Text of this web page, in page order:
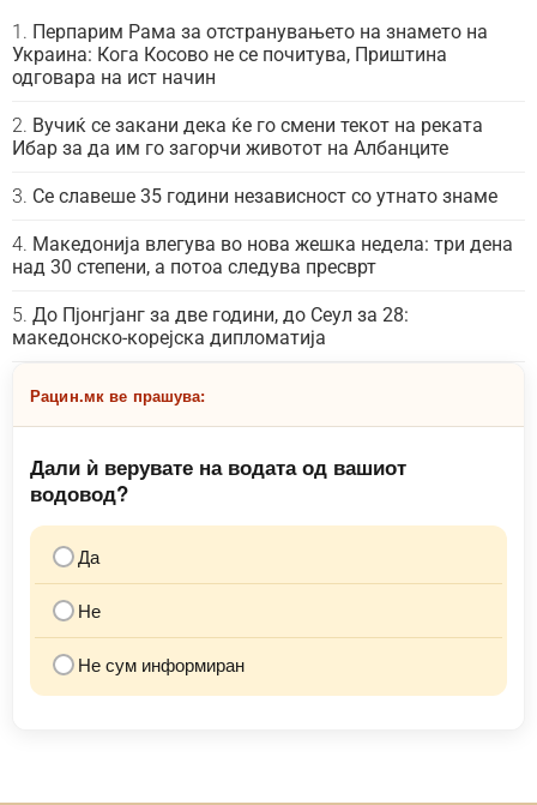
Перпарим Рама за отстранувањето на знамето на
Украина: Кога Косово не се почитува, Приштина
одговара на ист начин
Вучиќ се закани дека ќе го смени текот на реката
Ибар за да им го загорчи животот на Албанците
Се славеше 35 години независност со утнато знаме
Македонија влегува во нова жешка недела: три дена
над 30 степени, а потоа следува пресврт
До Пјонгјанг за две години, до Сеул за 28:
македонско-корејска дипломатија
Рацин.мк ве прашува:
Дали ѝ верувате на водата од вашиот
водовод?
Да
Не
Не сум информиран